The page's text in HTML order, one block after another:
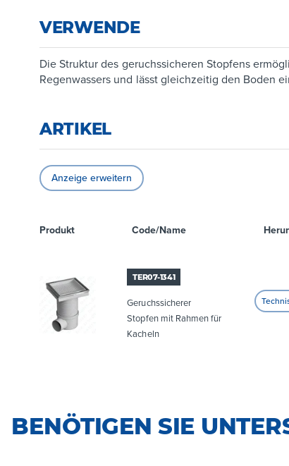
VERWENDE
Die Struktur des geruchssicheren Stopfens
Regenwassers und lässt gleichzeitig den Boden
ARTIKEL
Anzeige erweitern
Produkt Code/Name
TER07-1341
Geruchssicherer
Stopfen mit Rahmen für
Kacheln
BENÖTIGEN SIE